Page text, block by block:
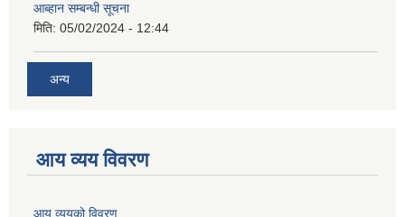
आब्हान सम्बन्धी सूचना
मिति: 05/02/2024 - 12:44
अन्य
आय व्यय विवरण
आय व्ययको विवरण